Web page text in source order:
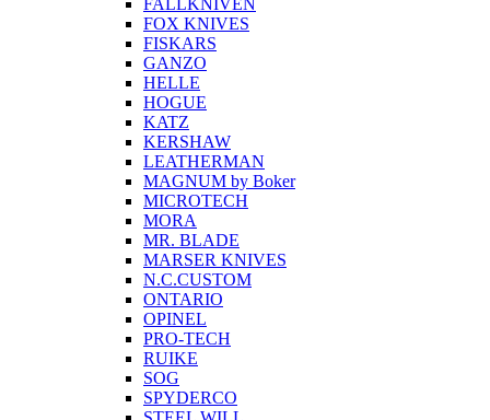
FALLKNIVEN
FOX KNIVES
FISKARS
GANZO
HELLE
HOGUE
KATZ
KERSHAW
LEATHERMAN
MAGNUM by Boker
MICROTECH
MORA
MR. BLADE
MARSER KNIVES
N.C.CUSTOM
ONTARIO
OPINEL
PRO-TECH
RUIKE
SOG
SPYDERCO